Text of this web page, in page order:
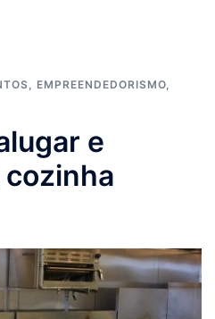
EMPREENDEDORISMO
e